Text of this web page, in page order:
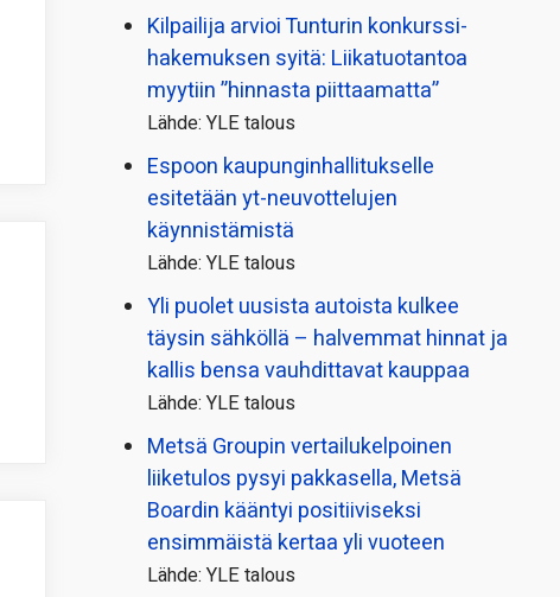
Kilpailija arvioi Tunturin konkurssi­
hakemuksen syitä: Liikatuotantoa
myytiin ”hinnasta piittaamatta”
Lähde: YLE talous
Espoon kaupungin­hallitukselle
esitetään yt-neuvottelujen
käynnistämistä
Lähde: YLE talous
Yli puolet uusista autoista kulkee
täysin sähköllä – halvemmat hinnat ja
kallis bensa vauhdittavat kauppaa
Lähde: YLE talous
Metsä Groupin vertailu­kelpoinen
liiketulos pysyi pakkasella, Metsä
Boardin kääntyi positiiviseksi
ensimmäistä kertaa yli vuoteen
Lähde: YLE talous